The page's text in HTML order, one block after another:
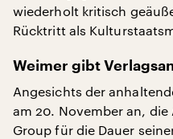
wiederholt kritisch
Rücktritt als
Weimer gibt
Angesichts der
am 20. November an, die
Group für die Dauer